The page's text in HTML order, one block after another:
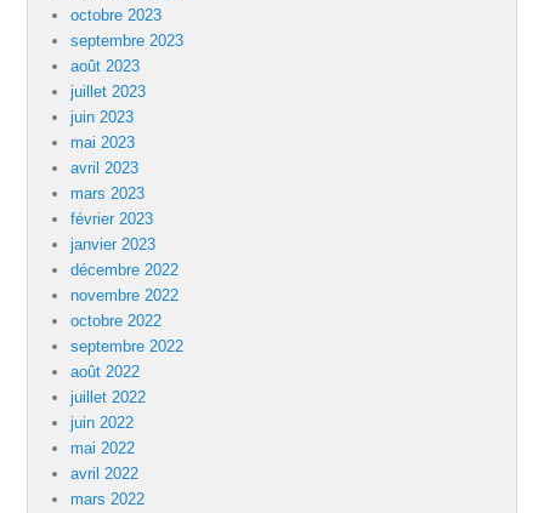
octobre 2023
septembre 2023
août 2023
juillet 2023
juin 2023
mai 2023
avril 2023
mars 2023
février 2023
janvier 2023
décembre 2022
novembre 2022
octobre 2022
septembre 2022
août 2022
juillet 2022
juin 2022
mai 2022
avril 2022
mars 2022